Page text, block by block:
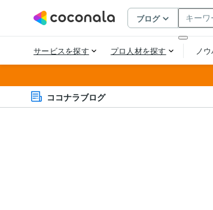
ココナラブログ